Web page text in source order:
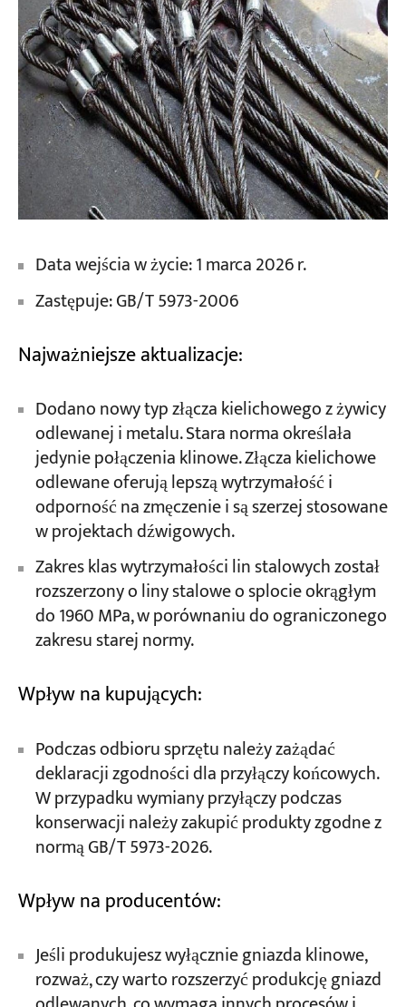
Data wejścia w życie: 1 marca 2026 r.
Zastępuje: GB/T 5973-2006
Najważniejsze aktualizacje:
Dodano nowy typ złącza kielichowego z żywicy
odlewanej i metalu. Stara norma określała
jedynie połączenia klinowe. Złącza kielichowe
odlewane oferują lepszą wytrzymałość i
odporność na zmęczenie i są szerzej stosowane
w projektach dźwigowych.
Zakres klas wytrzymałości lin stalowych został
rozszerzony o liny stalowe o splocie okrągłym
do 1960 MPa, w porównaniu do ograniczonego
zakresu starej normy.
Wpływ na kupujących:
Podczas odbioru sprzętu należy zażądać
deklaracji zgodności dla przyłączy końcowych.
W przypadku wymiany przyłączy podczas
konserwacji należy zakupić produkty zgodne z
normą GB/T 5973-2026.
Wpływ na producentów:
Jeśli produkujesz wyłącznie gniazda klinowe,
rozważ, czy warto rozszerzyć produkcję gniazd